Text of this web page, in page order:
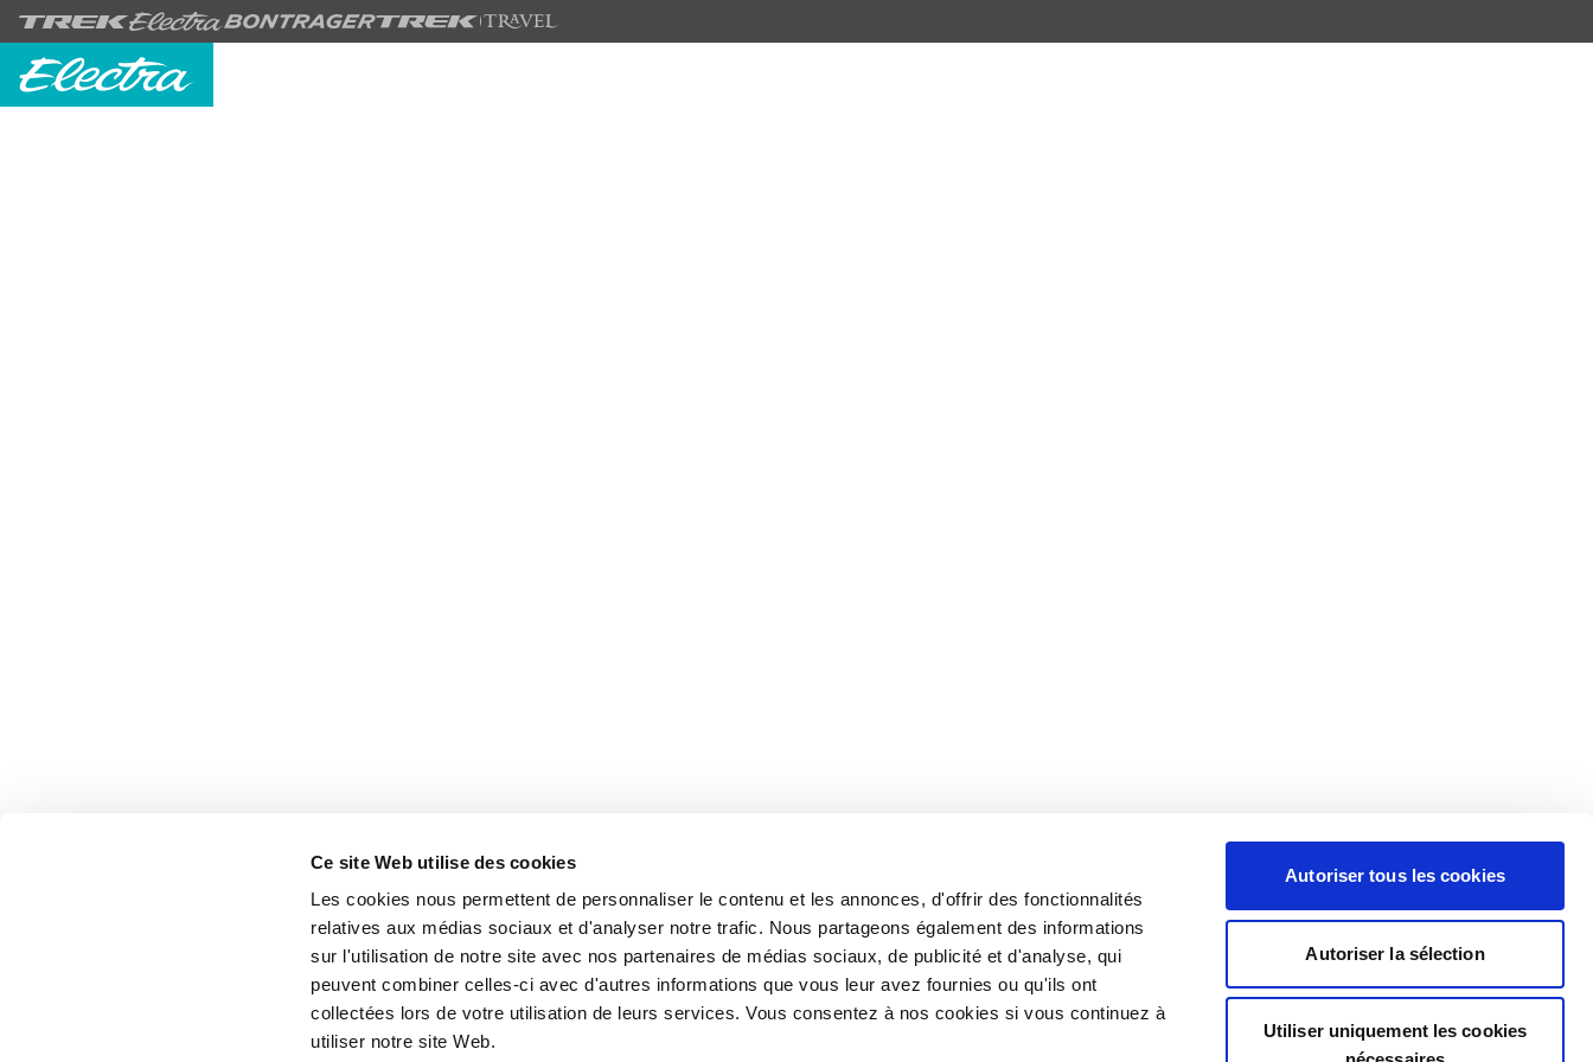
Ce site Web utilise des cookies
Les cookies nous permettent de personnaliser le contenu et les annonces, d'offrir des fonctionnalités
relatives aux médias sociaux et d'analyser notre trafic. Nous partageons également des informations
sur l'utilisation de notre site avec nos partenaires de médias sociaux, de publicité et d'analyse, qui
peuvent combiner celles-ci avec d'autres informations que vous leur avez fournies ou qu'ils ont
collectées lors de votre utilisation de leurs services. Vous consentez à nos cookies si vous continuez à
utiliser notre site Web.
Autoriser tous les cookies
Autoriser la sélection
Utiliser uniquement les cookies